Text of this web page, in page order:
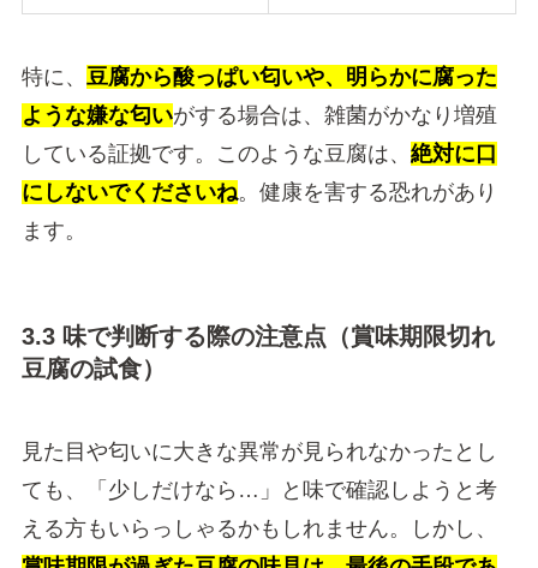
特に、 豆腐から酸っぱい匂いや、明らかに腐った
ような嫌な匂いがする場合は、雑菌がかなり増殖
している証拠です。このような豆腐は、 絶対に口
にしないでくださいね。健康を害する恐れがあり
ます。
3.3 味で判断する際の注意点（賞味期限切れ
豆腐の試食）
見た目や匂いに大きな異常が見られなかったとし
ても、「少しだけなら…」と味で確認しようと考
える方もいらっしゃるかもしれません。しかし、